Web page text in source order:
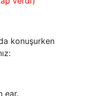
konuşurken
ear.